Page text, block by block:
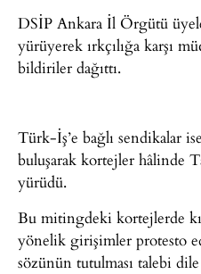
DSİP Ankara İl Örgütü
yürüyerek ırkçılığa karşı
bildiriler dağıttı.
Türk-İş’e bağlı sendikalar
buluşarak kortejler hâlinde
yürüdü.
Bu mitingdeki kortejlerde
yönelik girişimler protesto
sözünün tutulması talebi